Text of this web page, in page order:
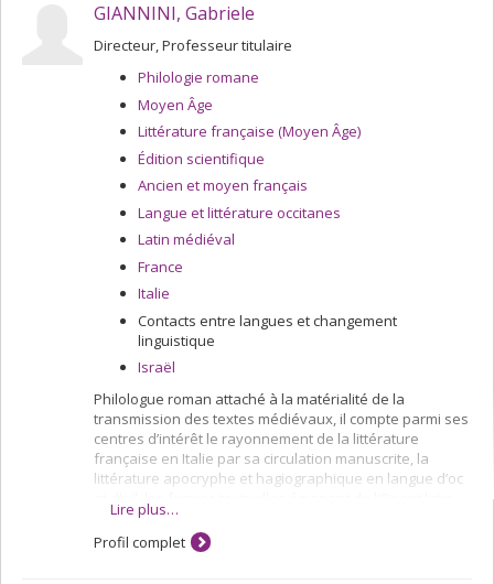
etc.) auraient eu une influence plus importante, voir
déterminante, lors de leur mise par écrit. L'étude portera
sur un vaste corpus issu de cinq grandes traditions
poétiques de langue romane : l'occitane, l'italienne, la
galaïco-portugaise, la catalane et la française. Ce travail
comparatif me permettra alors de mesurer l'importance
des facteurs structurels, esthétiques et formels de la
poésie romane, comme nouvelle forme artistique, dans
sa diffusion au sein de l'espace médiéval roman.
GIANNINI, Gabriele
Directeur, Professeur titulaire
Philologie romane
Moyen Âge
Littérature française (Moyen Âge)
Édition scientifique
Ancien et moyen français
Langue et littérature occitanes
Latin médiéval
France
Italie
Contacts entre langues et changement
linguistique
Israël
Philologue roman attaché à la matérialité de la
transmission des textes médiévaux, il compte parmi ses
centres d’intérêt le rayonnement de la littérature
française en Italie par sa circulation manuscrite, la
littérature apocryphe et hagiographique en langue d’oc
ou y ayant cours.
Lire plus…
Profil complet